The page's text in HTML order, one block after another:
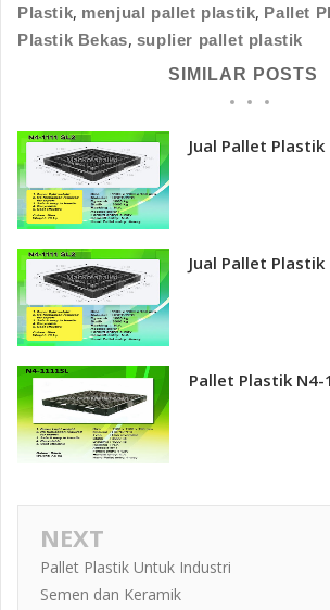
Plastik, menjual pallet plastik, Pallet
Plastik Bekas, suplier pallet plastik
SIMILAR POSTS
Jual Pallet Plastik
Jual Pallet Plastik
Pallet Plastik N4-
NEXT
Pallet Plastik Untuk Industri
Semen dan Keramik